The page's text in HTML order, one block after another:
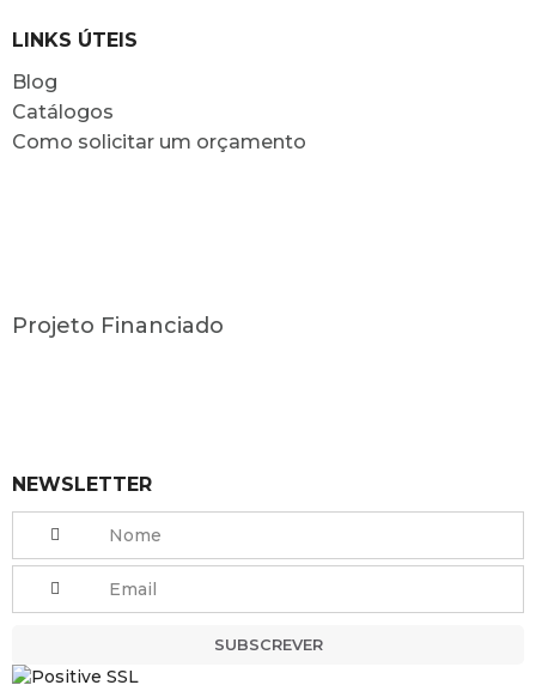
LINKS ÚTEIS
Blog
Catálogos
Como solicitar um orçamento
Projeto Financiado
NEWSLETTER
SUBSCREVER